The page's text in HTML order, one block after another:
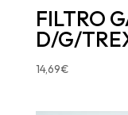
FILTRO
D/G/
14,69€